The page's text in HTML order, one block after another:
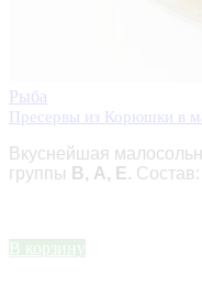
Рыба
Пресервы из Корюшки в
Вкуснейшая
группы В, A, Е.
В корзину